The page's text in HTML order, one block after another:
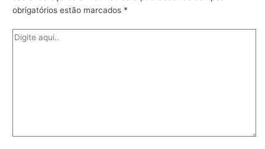
obrigatórios estão marcados *